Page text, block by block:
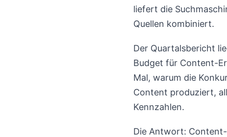
liefert die
Quellen kombiniert.
Der Quartalsbericht
Budget für Content-
Mal, warum die
Content produziert,
Kennzahlen.
Die Antwort: